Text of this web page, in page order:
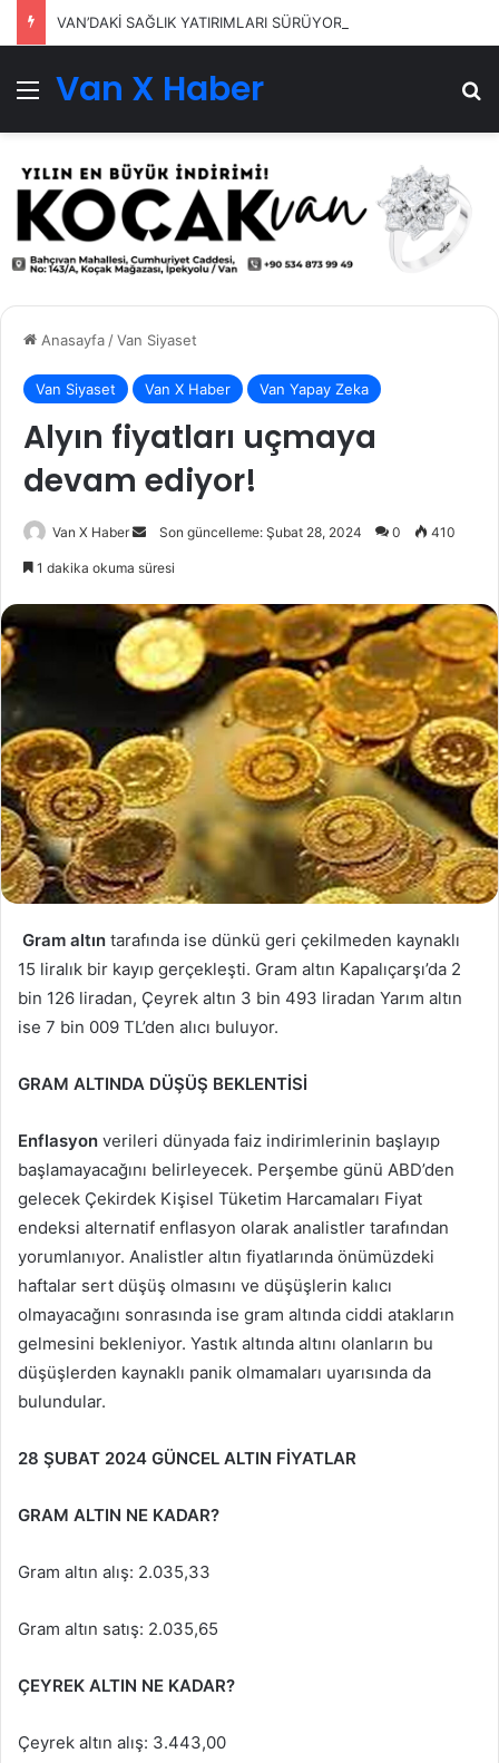
VAN’DAKİ SAĞLIK YATIRIMLARI SÜRÜYOR
Menü
Van X Haber
Anasayfa/Van Siyaset
Van Siyaset Van X Haber Van Yapay Zeka
Alyın fiyatları uçmaya
devam ediyor!
Van X Haber
Bir
göndermek
Son güncelleme: Şubat 28, 2024 0 410
1 dakika okuma süresi
Gram altın tarafında ise dünkü geri çekilmeden kaynaklı
15 liralık bir kayıp gerçekleşti. Gram altın Kapalıçarşı’da 2
bin 126 liradan, Çeyrek altın 3 bin 493 liradan Yarım altın
ise 7 bin 009 TL’den alıcı buluyor.
GRAM ALTINDA DÜŞÜŞ BEKLENTİSİ
Enflasyon verileri dünyada faiz indirimlerinin başlayıp
başlamayacağını belirleyecek. Perşembe günü ABD’den
gelecek Çekirdek Kişisel Tüketim Harcamaları Fiyat
endeksi alternatif enflasyon olarak analistler tarafından
yorumlanıyor. Analistler altın fiyatlarında önümüzdeki
haftalar sert düşüş olmasını ve düşüşlerin kalıcı
olmayacağını sonrasında ise gram altında ciddi atakların
gelmesini bekleniyor. Yastık altında altını olanların bu
düşüşlerden kaynaklı panik olmamaları uyarısında da
bulundular.
28 ŞUBAT 2024 GÜNCEL ALTIN FİYATLAR
GRAM ALTIN NE KADAR?
Gram altın alış: 2.035,33
Gram altın satış: 2.035,65
ÇEYREK ALTIN NE KADAR?
Çeyrek altın alış: 3.443,00